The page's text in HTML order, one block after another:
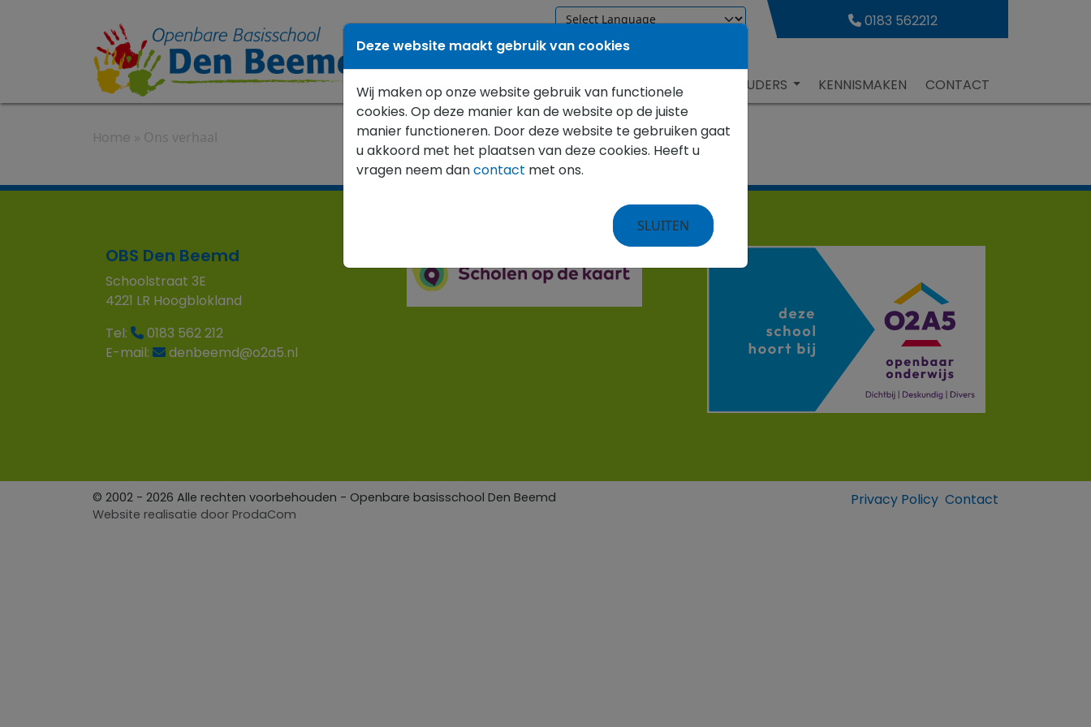
0183 562212
WELKOM ONZE SCHOOL VOOR OUDERS KENNISMAKEN CONTACT
Home » Ons verhaal
OBS Den Beemd
Schoolstraat 3E
4221 LR Hoogblokland
Tel:
0183 562 212
E-mail:
denbeemd@o2a5.nl
Deze website maakt gebruik van cookies
Wij maken op onze website gebruik van functionele
cookies. Op deze manier kan de website op de juiste
manier functioneren. Door deze website te gebruiken gaat
u akkoord met het plaatsen van deze cookies. Heeft u
vragen neem dancontact met ons.
SLUITEN
© 2002 - 2026 Alle rechten voorbehouden - Openbare basisschool Den Beemd
Website realisatie door ProdaCom
Privacy Policy Contact